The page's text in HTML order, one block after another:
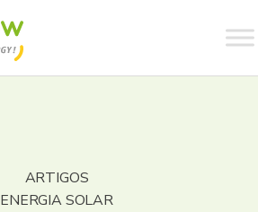
ARTIGOS
ENERGIA SOLAR